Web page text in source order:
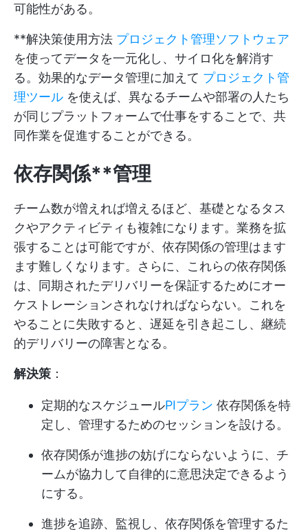
可能性がある。
**解決策使用方法 プロジェクト管理ソフトウェア
を使ってデータを一元化し、サイロ化を解消す
る。効果的なデータ管理に加えて プロジェクト管
理ツール を使えば、異なるチームや部署の人たち
が同じプラットフォームで仕事をすることで、共
同作業を促進することができる。
依存関係**管理
チーム数が増えれば増えるほど、基礎となるタス
クやアクティビティも複雑になります。業務を拡
張することは可能ですが、依存関係の管理はます
ます難しくなります。さらに、これらの依存関係
は、同期されたデリバリーを保証するためにオー
ケストレーションされなければならない。これを
やることに失敗すると、遅延を引き起こし、継続
的デリバリーの障害となる。
解決策 ：
定期的なスケジュールPIプラン 依存関係を特
定し、管理するためのセッションを設ける。
依存関係が進捗の妨げにならないように、チ
ームが協力して自律的に意思決定できるよう
にする。
進捗を追跡、監視し、依存関係を管理するた